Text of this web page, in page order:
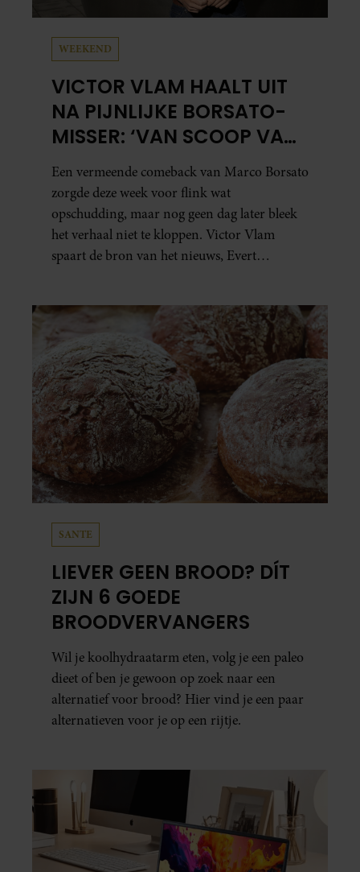
WEEKEND
VICTOR VLAM HAALT UIT
NA PIJNLIJKE BORSATO-
MISSER: ‘VAN SCOOP VAN
HET JAAR NAAR ZEPERD
VAN HET JAAR’
Een vermeende comeback van Marco Borsato
zorgde deze week voor flink wat
opschudding, maar nog geen dag later bleek
het verhaal niet te kloppen. Victor Vlam
spaart de bron van het nieuws, Evert
SANTE
LIEVER GEEN BROOD? DÍT
ZIJN 6 GOEDE
BROODVERVANGERS
Wil je koolhydraatarm eten, volg je een paleo
dieet of ben je gewoon op zoek naar een
alternatief voor brood? Hier vind je een paar
alternatieven voor je op een rijtje.